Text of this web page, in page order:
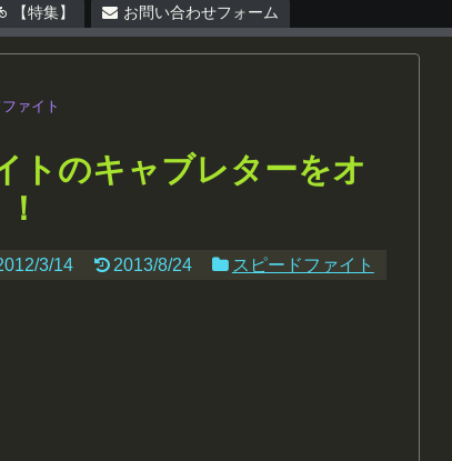
【特集】 お問い合わせフォーム
ァイト
トのキャブレターをオ
3/14 2013/8/24 スピードファイト